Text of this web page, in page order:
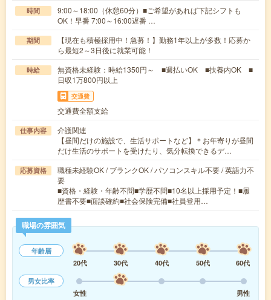
時間
9:00～18:00（休憩60分）■ご希望があれば下記シフトも
OK！早番 7:00～16:00遅番 …
期間
【現在も積極採用中！急募！】勤務1年以上が多数！応募か
ら最短2～3日後に就業可能！
時給
無資格未経験：時給1350円～ ■週払いOK ■扶養内OK ■
日収1万800円以上
交通費
交通費全額支給
仕事内容
介護関連
【昼間だけの施設で、生活サポートなど】＊お年寄りが昼間
だけ生活のサポートを受けたり、気分転換できるデ…
応募資格
職種未経験OK / ブランクOK / パソコンスキル不要 / 英語力不
要
■資格・経験・年齢不問■学歴不問■10名以上採用予定！■履
歴書不要■面談確約■社会保険完備■社員登用…
職場の雰囲気
年齢層
20代
30代 40代 50代
60代
男女比率
女性
男性